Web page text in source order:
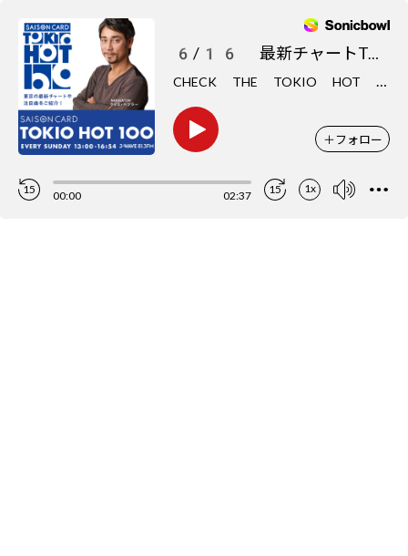
6/16 最新チャートTOP5をCHECK
C
HECK THE TOKIO HOT 100
＋フォロー
15 00:00 02:37 15 1x